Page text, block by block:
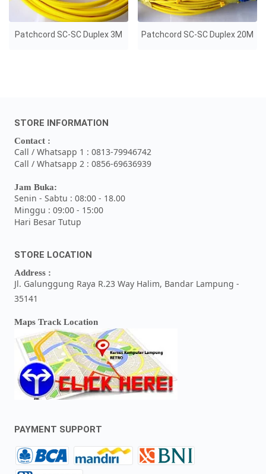
Patchcord SC-SC Duplex 3M Patchcord SC-SC Duplex 20M
STORE INFORMATION
Contact :
Call / Whatsapp 1 : 0813-79946742
Call / Whatsapp 2 : 0856-69636939
Jam Buka:
Senin - Sabtu : 08:00 - 18.00
Minggu : 09:00 - 15:00
Hari Besar Tutup
STORE LOCATION
Address :
Jl. Galunggung Raya R.23 Way Halim, Bandar Lampung -
35141
Maps Track Location
PAYMENT SUPPORT